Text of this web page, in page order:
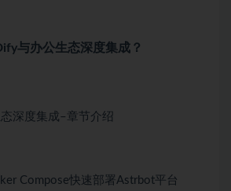
与办公生态深度集成？
深度集成–章节介绍
Compose快速部署Astrbot平台